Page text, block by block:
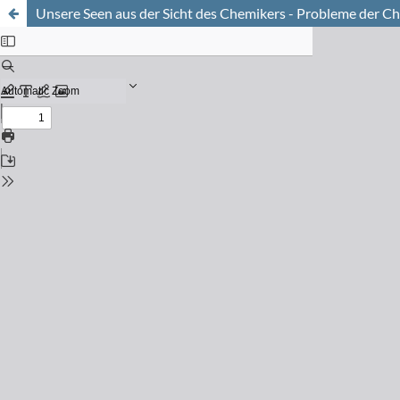
Unsere Seen aus der Sicht des Chemikers - Probleme der